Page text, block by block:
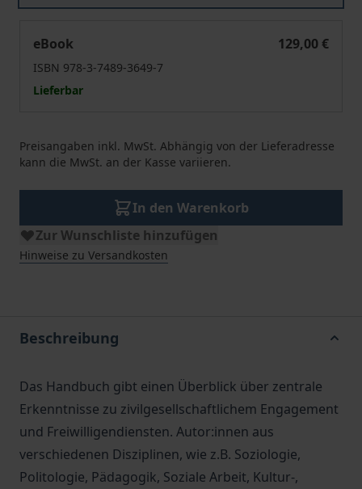
eBook
129,00 €
ISBN 978-3-7489-3649-7
Lieferbar
Preisangaben inkl. MwSt. Abhängig von der Lieferadresse
kann die MwSt. an der Kasse variieren.
In den Warenkorb
Zur Wunschliste hinzufügen
Hinweise zu Versandkosten
Beschreibung
Das Handbuch gibt einen Überblick über zentrale
Erkenntnisse zu zivilgesellschaftlichem Engagement
und Freiwilligendiensten. Autor:innen aus
verschiedenen Disziplinen, wie z.B. Soziologie,
Politologie, Pädagogik, Soziale Arbeit, Kultur-,